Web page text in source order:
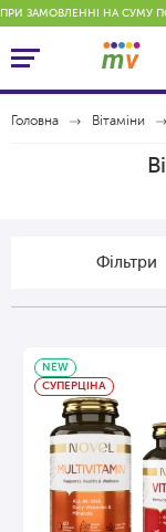
ПРИ ЗАМОВЛЕННІ НА СУМУ
Головна Вітаміни
Фільтри
NEW
СУПЕРЦІНА